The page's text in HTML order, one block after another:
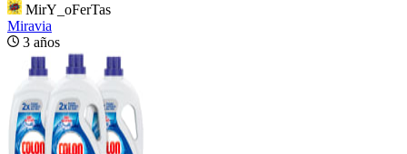
MirY_oFerTas
Miravia
3 años